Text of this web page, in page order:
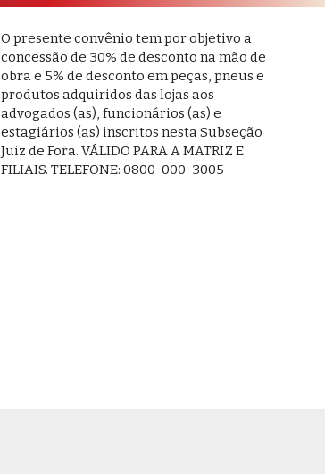
O presente convênio tem por objetivo a
concessão de 30% de desconto na mão de
obra e 5% de desconto em peças, pneus e
produtos adquiridos das lojas aos
advogados (as), funcionários (as) e
estagiários (as) inscritos nesta Subseção
Juiz de Fora. VÁLIDO PARA A MATRIZ E
FILIAIS. TELEFONE: 0800-000-3005